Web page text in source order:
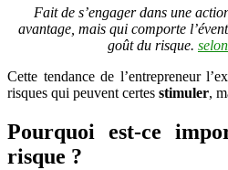
Fait de s’engager dans une
avantage, mais qui comporte
goût du risque.
Cette tendance de l’entrepreneur
risques qui peuvent certes stimuler,
Pourquoi est-ce
risque ?